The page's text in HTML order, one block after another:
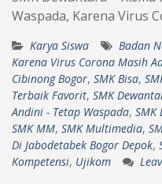
Waspada, Karena Virus
Karya Siswa Badan
Karena Virus Corona Masih
Cibinong Bogor, SMK Bisa,
Terbaik Favorit, SMK
Andini - Tetap Waspada, SMK
SMK MM, SMK Multimedia,
Di Jabodetabek Bogor Depok,
Kompetensi, Ujikom